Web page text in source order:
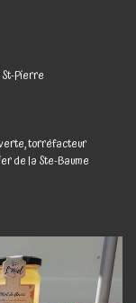
Pierre
torréfacteur
de la Ste-Baume